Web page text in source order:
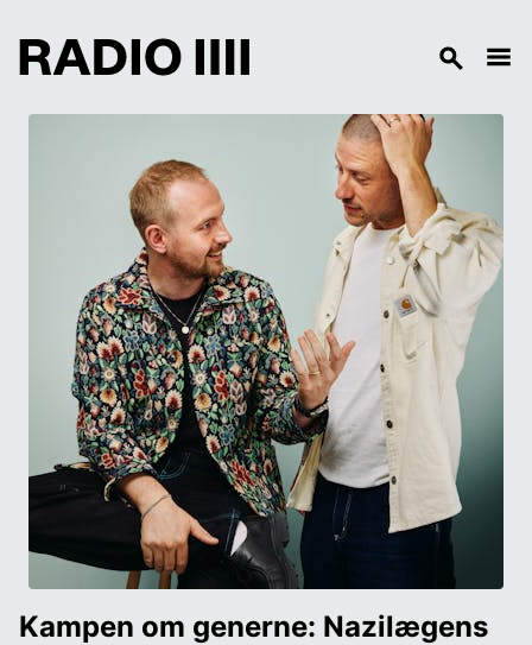
Kampen om generne: Nazilægens